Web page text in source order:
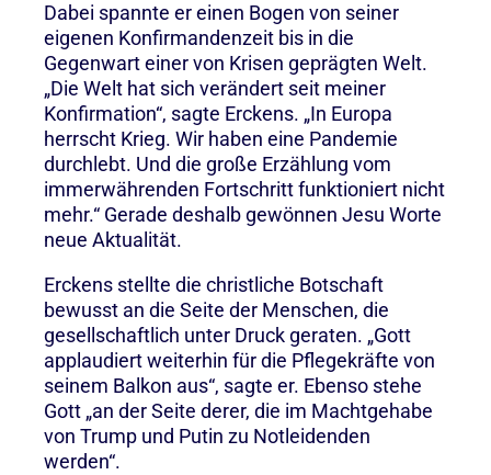
Dabei spannte er einen Bogen von seiner
eigenen Konfirmandenzeit bis in die
Gegenwart einer von Krisen geprägten Welt.
„Die Welt hat sich verändert seit meiner
Konfirmation“, sagte Erckens. „In Europa
herrscht Krieg. Wir haben eine Pandemie
durchlebt. Und die große Erzählung vom
immerwährenden Fortschritt funktioniert nicht
mehr.“ Gerade deshalb gewönnen Jesu Worte
neue Aktualität.
Erckens stellte die christliche Botschaft
bewusst an die Seite der Menschen, die
gesellschaftlich unter Druck geraten. „Gott
applaudiert weiterhin für die Pflegekräfte von
seinem Balkon aus“, sagte er. Ebenso stehe
Gott „an der Seite derer, die im Machtgehabe
von Trump und Putin zu Notleidenden
werden“.